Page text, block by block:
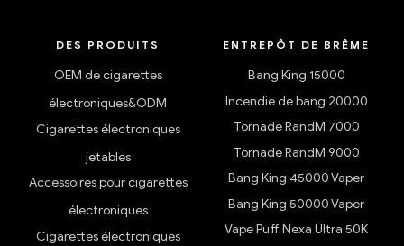
DES PRODUITS
OEM de cigarettes
électroniques&ODM
Cigarettes électroniques
jetables
Accessoires pour cigarettes
électroniques
Cigarettes électroniques
ENTREPÔT DE BRÊME
Bang King 15000
Incendie de bang 20000
Tornade RandM 7000
Tornade RandM 9000
Bang King 45000 Vaper
Bang King 50000 Vaper
Vape Puff Nexa Ultra 50K